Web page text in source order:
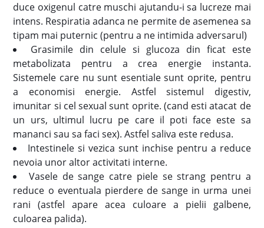
duce oxigenul catre muschi ajutandu-i sa lucreze mai
intens. Respiratia adanca ne permite de asemenea sa
tipam mai puternic (pentru a ne intimida adversarul)
Grasimile din celule si glucoza din ficat este
metabolizata pentru a crea energie instanta.
Sistemele care nu sunt esentiale sunt oprite, pentru
a economisi energie. Astfel sistemul digestiv,
imunitar si cel sexual sunt oprite. (cand esti atacat de
un urs, ultimul lucru pe care il poti face este sa
mananci sau sa faci sex). Astfel saliva este redusa.
Intestinele si vezica sunt inchise pentru a reduce
nevoia unor altor activitati interne.
Vasele de sange catre piele se strang pentru a
reduce o eventuala pierdere de sange in urma unei
rani (astfel apare acea culoare a pielii galbene,
culoarea palida).